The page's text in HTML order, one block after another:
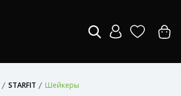
STARFIT Шейкеры